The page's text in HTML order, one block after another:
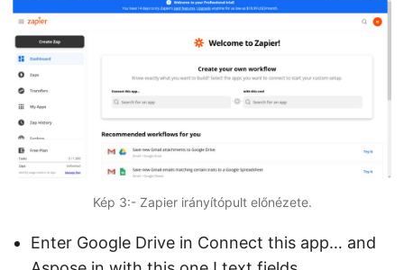
Kép 3:- Zapier irányítópult előnézete.
Enter Google Drive in Connect this app… and